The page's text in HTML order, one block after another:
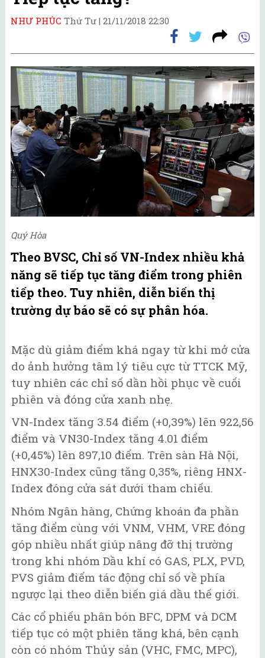
NHƯ PHÚC Thứ Tư | 21/11/2018 22:30
Quý Hòa
Theo BVSC, Chỉ số VN-Index nhiều khả
năng sẽ tiếp tục tăng điểm trong phiên
tiếp theo. Tuy nhiên, diễn biến thị
trường dự báo sẽ có sự phân hóa.
Mặc dù giảm điểm khá ngay từ khi mở cửa
do ảnh hưởng tâm lý tiêu cực từ TTCK Mỹ,
tuy nhiên các chỉ số dần hồi phục về cuối
phiên và đóng cửa xanh nhẹ.
VN-Index tăng 3.54 điểm (+0,39%) lên 922,56
điểm và VN30-Index tăng 4.01 điểm
(+0,45%) lên 897,10 điểm. Trên sàn Hà Nội,
HNX30-Index cũng tăng 0,35%, riêng HNX-
Index đóng cửa sát dưới tham chiếu.
Nhóm Ngân hàng, Chứng khoán đa phần
tăng điểm cùng với VNM, VHM, VRE đóng
góp nhiều nhất giúp nâng đỡ thị trường
trong khi nhóm Dầu khí có GAS, PLX, PVD,
PVS giảm điểm tác động chỉ số về phía
ngược lại theo diễn biến giá dầu thế giới.
Các cổ phiếu phân bón BFC, DPM và DCM
tiếp tục có một phiên tăng khá, bên cạnh
còn có nhóm Thủy sản (VHC, FMC, MPC),